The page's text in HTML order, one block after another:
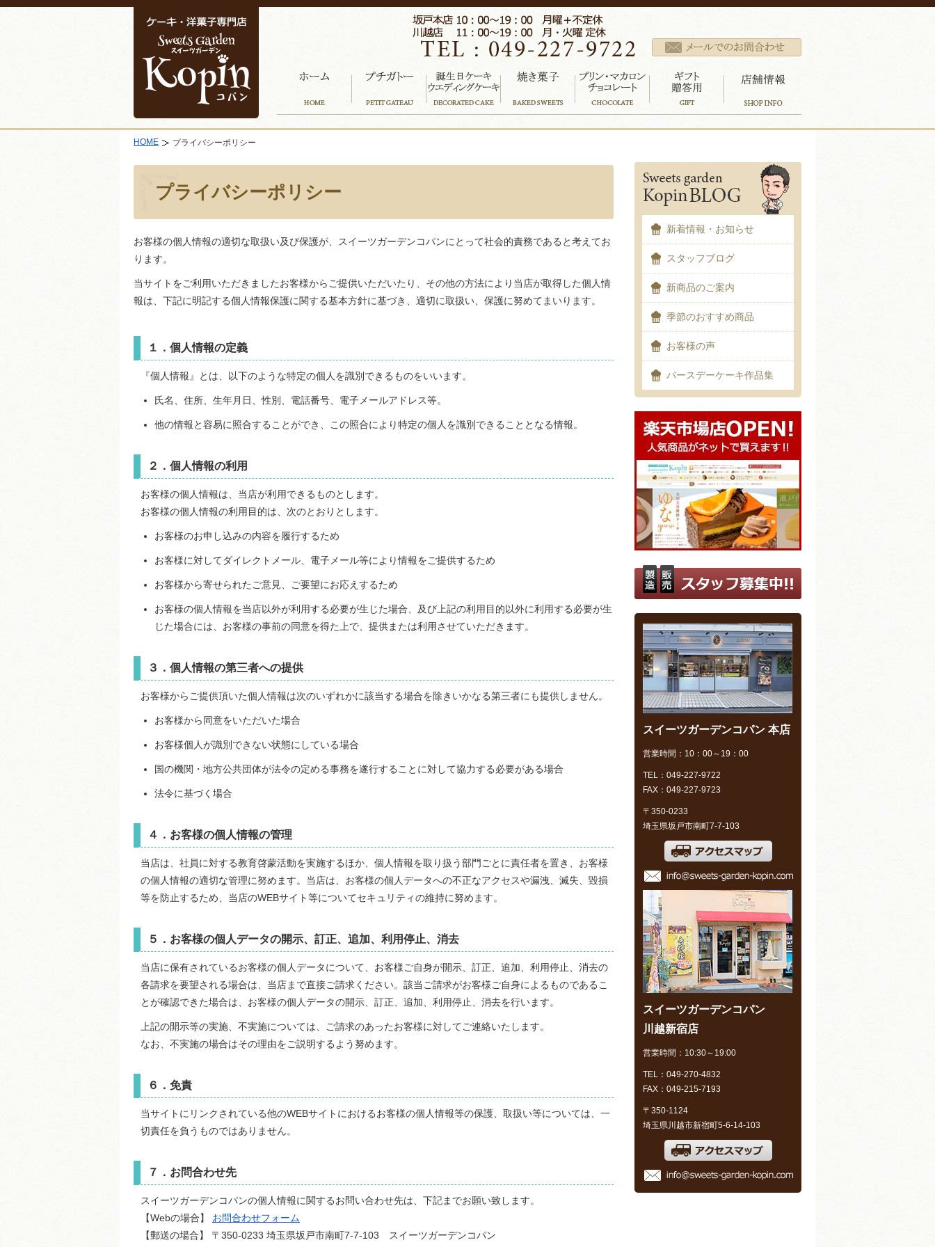
HOME プライバシーポリシー
プライバシーポリシー
お客様の個人情報の適切な取扱い及び保護が、スイーツガーデンコパンにとって社会的責務であると考えてお
ります。
当サイトをご利用いただきましたお客様からご提供いただいたり、その他の方法により当店が取得した個人情
報は、下記に明記する個人情報保護に関する基本方針に基づき、適切に取扱い、保護に努めてまいります。
１．個人情報の定義
『個人情報』とは、以下のような特定の個人を識別できるものをいいます。
氏名、住所、生年月日、性別、電話番号、電子メールアドレス等。
他の情報と容易に照合することができ、この照合により特定の個人を識別できることとなる情報。
２．個人情報の利用
お客様の個人情報は、当店が利用できるものとします。
お客様の個人情報の利用目的は、次のとおりとします。
お客様のお申し込みの内容を履行するため
お客様に対してダイレクトメール、電子メール等により情報をご提供するため
お客様から寄せられたご意見、ご要望にお応えするため
お客様の個人情報を当店以外が利用する必要が生じた場合、及び上記の利用目的以外に利用する必要が生
じた場合には、お客様の事前の同意を得た上で、提供または利用させていただきます。
３．個人情報の第三者への提供
お客様からご提供頂いた個人情報は次のいずれかに該当する場合を除きいかなる第三者にも提供しません。
お客様から同意をいただいた場合
お客様個人が識別できない状態にしている場合
国の機関・地方公共団体が法令の定める事務を遂行することに対して協力する必要がある場合
法令に基づく場合
４．お客様の個人情報の管理
当店は、社員に対する教育啓蒙活動を実施するほか、個人情報を取り扱う部門ごとに責任者を置き、お客様
の個人情報の適切な管理に努めます。当店は、お客様の個人データへの不正なアクセスや漏洩、滅失、毀損
等を防止するため、当店のWEBサイト等についてセキュリティの維持に努めます。
５．お客様の個人データの開示、訂正、追加、利用停止、消去
当店に保有されているお客様の個人データについて、お客様ご自身が開示、訂正、追加、利用停止、消去の
各請求を要望される場合は、当店まで直接ご請求ください。該当ご請求がお客様ご自身によるものであるこ
とが確認できた場合は、お客様の個人データの開示、訂正、追加、利用停止、消去を行います。
上記の開示等の実施、不実施については、ご請求のあったお客様に対してご連絡いたします。
なお、不実施の場合はその理由をご説明するよう努めます。
６．免責
当サイトにリンクされている他のWEBサイトにおけるお客様の個人情報等の保護、取扱い等については、一
切責任を負うものではありません。
７．お問合わせ先
スイーツガーデンコパンの個人情報に関するお問い合わせ先は、下記までお願い致します。
【Webの場合】 お問合わせフォーム
【郵送の場合】 〒 350-0233 埼玉県坂戸市南町7-7-103 スイーツガーデンコパン
新着情報・お知らせ
スタッフブログ
新商品のご案内
季節のおすすめ商品
お客様の声
バースデーケーキ作品集
スイーツガーデンコパン 本店
営業時間：10：00～19：00
TEL：049-227-9722
FAX：049-227-9723
〒350-0233
埼玉県坂戸市南町7-7-103
スイーツガーデンコパン
川越新宿店
営業時間：10:30～19:00
TEL：049-270-4832
FAX：049-215-7193
〒350-1124
埼玉県川越市新宿町5-6-14-103